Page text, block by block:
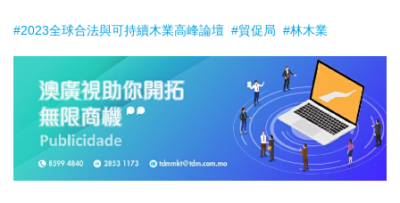
#2023全球合法與可持續木業高峰論壇 #貿促局 #林木業